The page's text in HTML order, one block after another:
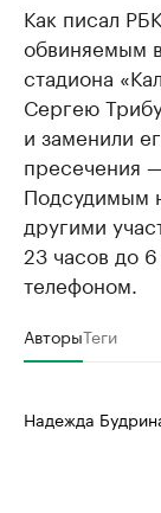
Как писал
обвиняемым
стадиона
Сергею
и заменили
пресечения
Подсудимым
другими
23 часов до
телефоном.
АвторыТеги
Надежда